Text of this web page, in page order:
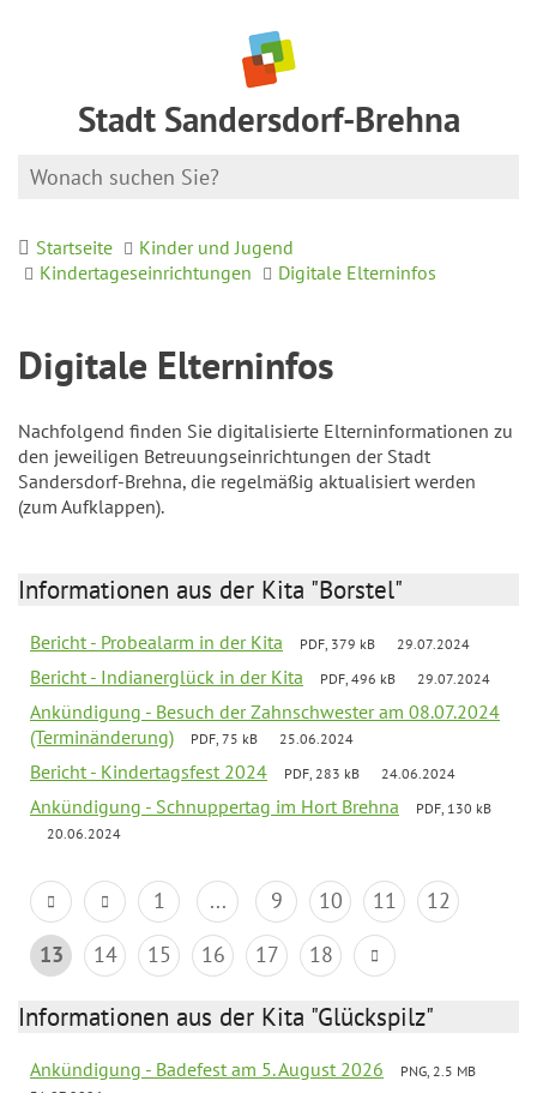
Stadt Sandersdorf-Brehna
Startseite
Kinder und Jugend
Kindertageseinrichtungen
Digitale Elterninfos
Digitale Elterninfos
Nachfolgend finden Sie digitalisierte Elterninformationen zu
den jeweiligen Betreuungseinrichtungen der Stadt
Sandersdorf-Brehna, die regelmäßig aktualisiert werden
(zum Aufklappen).
Informationen aus der Kita "Borstel"
Bericht - Probealarm in der Kita PDF, 379 kB 29.07.2024
Bericht - Indianerglück in der Kita PDF, 496 kB 29.07.2024
Ankündigung - Besuch der Zahnschwester am 08.07.2024
(Terminänderung)
PDF, 75 kB 25.06.2024
Bericht - Kindertagsfest 2024 PDF, 283 kB 24.06.2024
Ankündigung - Schnuppertag im Hort Brehna
PDF, 130 kB
20.06.2024
1 ... 9 10 11
12
13
14 15 16 17 18
Informationen aus der Kita "Glückspilz"
Ankündigung - Badefest am 5. August 2026
PNG, 2.5 MB